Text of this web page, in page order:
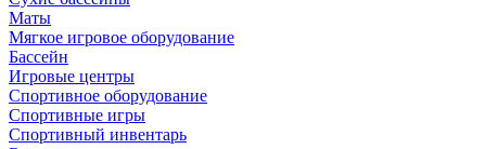
Маты
Мягкое игровое оборудование
Бассейн
Игровые центры
Спортивное оборудование
Спортивные игры
Спортивный инвентарь